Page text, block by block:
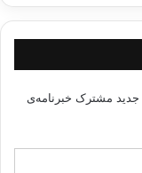
مشترک خبرنامه‌ی